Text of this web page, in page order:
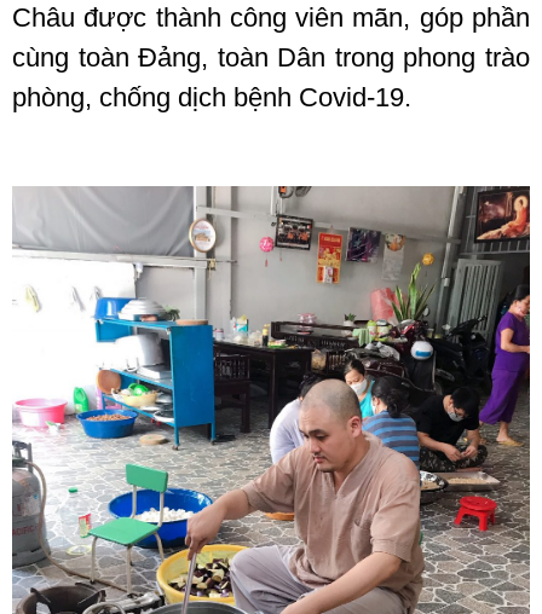
Châu được thành công viên mãn, góp phần
cùng toàn Đảng, toàn Dân trong phong trào
phòng, chống dịch bệnh Covid-19.